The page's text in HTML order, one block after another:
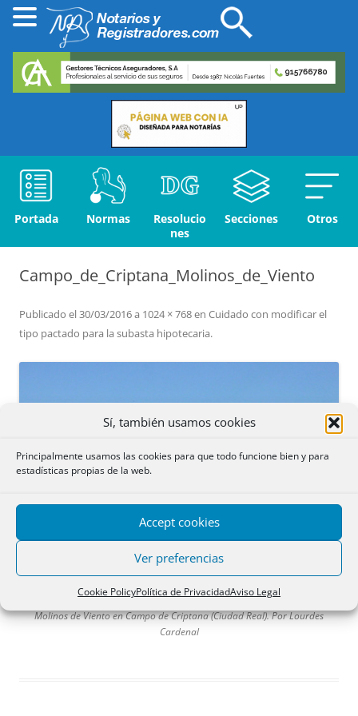
Sí, también usamos cookies
Principalmente usamos las cookies para que todo funcione bien y para
estadísticas propias de la web.
Accept cookies
Ver preferencias
Cookie PolicyPolítica de PrivacidadAviso Legal
Portada Normas
Resolucio
nes
Secciones Otros
Campo_de_Criptana_Molinos_de_Viento
Publicado el30/03/2016a 1024 × 768en Cuidado con modificar el
tipo pactado para la subasta hipotecaria.
Molinos de Viento en Campo de Criptana (Ciudad Real). Por Lourdes
Cardenal